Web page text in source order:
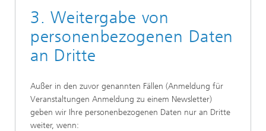
3. Weitergabe von
personenbezogenen Daten
an Dritte
Außer in den zuvor genannten Fällen (Anmeldung für
Veranstaltungen Anmeldung zu einem Newsletter)
geben wir Ihre personenbezogenen Daten nur an Dritte
weiter, wenn: